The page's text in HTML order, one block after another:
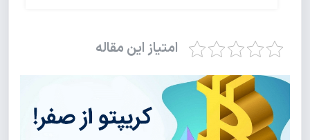
امتیاز این مقاله